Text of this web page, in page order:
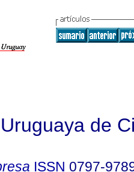
de
ISSN 0797-